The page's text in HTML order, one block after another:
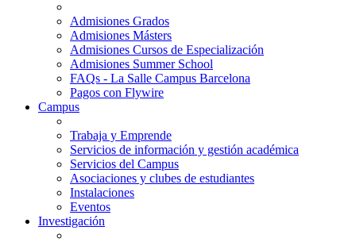
Admisiones Grados
Admisiones Másters
Admisiones Cursos de Especialización
Admisiones Summer School
FAQs - La Salle Campus Barcelona
Pagos con Flywire
Campus
Trabaja y Emprende
Servicios de información y gestión académica
Servicios del Campus
Asociaciones y clubes de estudiantes
Instalaciones
Eventos
Investigación